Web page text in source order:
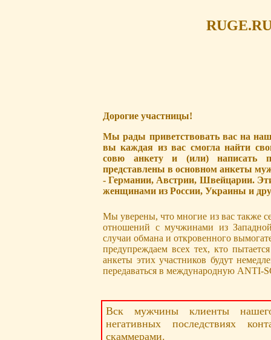
Дорогие участницы!
Мы рады приветствовать вас на
вы каждая из вас смогла найти
совю анкету и (или) написать
представлены в основном анкеты
- Германии, Австрии, Швейцарии.
женщинами из России, Украины и
Мы уверены, что многие из вас также
отношений с мучжинами из
случаи обмана и откровенного
предупреждаем всех тех, кто
анкеты этих участников будут
передаваться в международную ANTI-
Вск мужчины клиенты
негативных последствиях
скаммерами.